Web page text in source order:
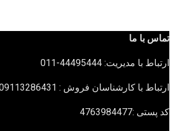
تماس با ما
ارتباط با مدیریت: 44495444-011
ارتباط با کارشناسان فروش : 09113286431
کد پستی :4763984477